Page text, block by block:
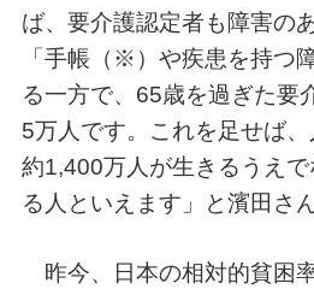
ば、要介護認定者も障害の
「手帳（※）や疾患を持つ
る一方で、65歳を過ぎた要
5万人です。これを足せば
約1,400万人が生きるうえ
る人といえます」と濱田さ
昨今、日本の相対的貧困